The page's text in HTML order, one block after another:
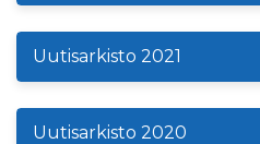
Uutisarkisto 2021
Uutisarkisto 2020